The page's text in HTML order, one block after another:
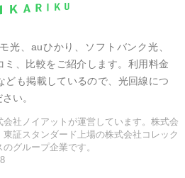
光、auひかり、ソフトバンク光、
ミ、比較をご紹介します。利用料金
ども掲載しているので、光回線につ
い。
会社ノイアットが運営しています。株式会
証スタンダード上場の株式会社コレック
グループ企業です。